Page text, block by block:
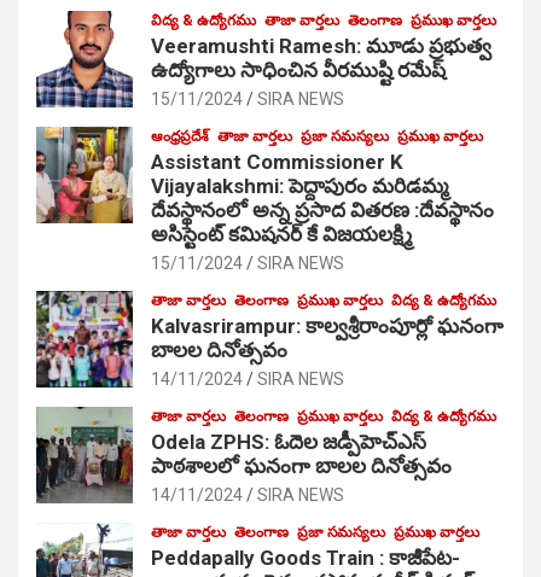
విద్య & ఉద్యోగము తాజా వార్తలు తెలంగాణ ప్రముఖ వార్తలు
Veeramushti Ramesh: మూడు ప్రభుత్వ
ఉద్యోగాలు సాధించిన వీరముష్టి రమేష్
15/11/2024 SIRA NEWS
ఆంధ్రప్రదేశ్ తాజా వార్తలు ప్రజా సమస్యలు ప్రముఖ వార్తలు
Assistant Commissioner K
Vijayalakshmi: పెద్దాపురం మరిడమ్మ
దేవస్థానంలో అన్న ప్రసాద వితరణ :దేవస్థానం
అసిస్టెంట్ కమిషనర్ కే విజయలక్ష్మి
15/11/2024 SIRA NEWS
తాజా వార్తలు తెలంగాణ ప్రముఖ వార్తలు విద్య & ఉద్యోగము
Kalvasrirampur: కాల్వశ్రీరాంపూర్లో ఘనంగా
బాలల దినోత్సవం
14/11/2024 SIRA NEWS
తాజా వార్తలు తెలంగాణ ప్రముఖ వార్తలు విద్య & ఉద్యోగము
Odela ZPHS: ఓదెల జ‌డ్పీహెచ్ఎస్
పాఠ‌శాల‌లో ఘనంగా బాలల దినోత్సవం
14/11/2024 SIRA NEWS
తాజా వార్తలు తెలంగాణ ప్రజా సమస్యలు ప్రముఖ వార్తలు
Peddapally Goods Train : కాజీపేట-